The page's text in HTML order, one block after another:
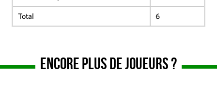
Total 6
Encore plus de joueurs ?